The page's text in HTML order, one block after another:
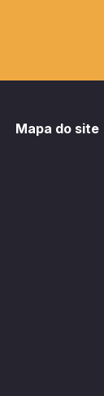
Mapa do site